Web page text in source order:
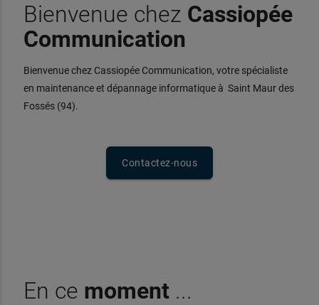
Bienvenue chez Cassiopée
Communication
Bienvenue chez Cassiopée Communication, votre spécialiste
en maintenance et dépannage informatique à Saint Maur des
Fossés (94).
Contactez-nous
En ce moment ...